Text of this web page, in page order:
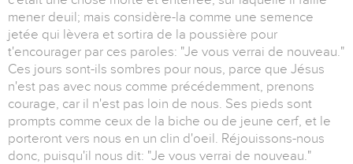
mener deuil; mais considère-la comme une semence
jetée qui lèvera et sortira de la poussière pour
t'encourager par ces paroles: "Je vous verrai de nouveau."
Ces jours sont-ils sombres pour nous, parce que Jésus
n'est pas avec nous comme précédemment, prenons
courage, car il n'est pas loin de nous. Ses pieds sont
prompts comme ceux de la biche ou de jeune cerf, et le
porteront vers nous en un clin d'oeil. Réjouissons-nous
donc, puisqu'il nous dit: "Je vous verrai de nouveau."